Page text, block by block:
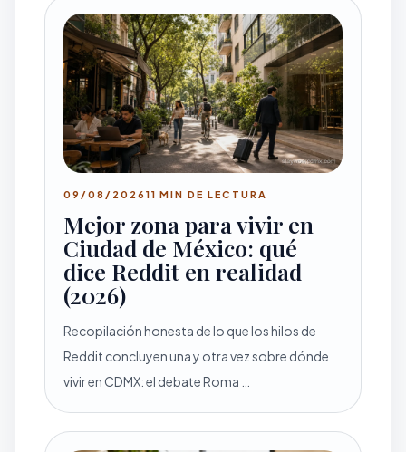
09/08/202611 MIN DE LECTURA
Mejor zona para vivir en
Ciudad de México: qué
dice Reddit en realidad
(2026)
Recopilación honesta de lo que los hilos de
Reddit concluyen una y otra vez sobre dónde
vivir en CDMX: el debate Roma …